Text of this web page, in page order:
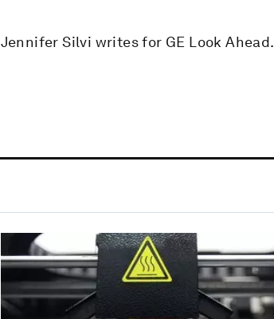
Jennifer Silvi writes for GE Look Ahead.